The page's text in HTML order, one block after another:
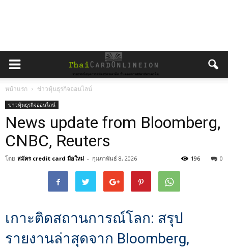
หน้าแรก ข่าวหุ้นธุรกิจออนไลน์
ข่าวหุ้นธุรกิจออนไลน์
News update from Bloomberg,
CNBC, Reuters
โดย สมัคร credit card มือใหม่ - กุมภาพันธ์ 8, 2026 0
196
เกาะติดสถานการณ์โลก: สรุป
รายงานล่าสุดจาก Bloomberg,